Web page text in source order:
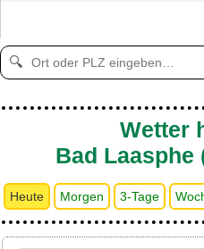
🔍
Wetter
Bad Laasphe
Heute Morgen 3-Tage